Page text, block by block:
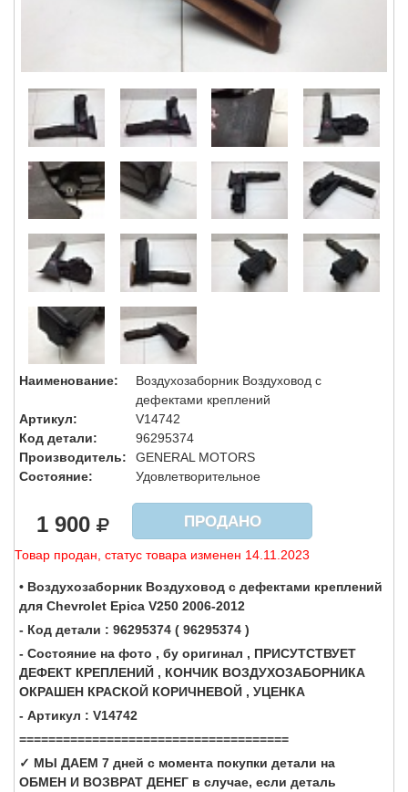
Наименование:
Воздухозаборник Воздуховод с
дефектами креплений
Артикул:
V14742
Код детали:
96295374
Производитель:
GENERAL MOTORS
Состояние:
Удовлетворительное
1 900 ПРОДАНО
Товар продан, статус товара изменен 14.11.2023
• Воздухозаборник Воздуховод с дефектами креплений
для Chevrolet Epica V250 2006-2012
- Код детали : 96295374 ( 96295374 )
- Состояние на фото , бу оригинал , ПРИСУТСТВУЕТ
ДЕФЕКТ КРЕПЛЕНИЙ , КОНЧИК ВОЗДУХОЗАБОРНИКА
ОКРАШЕН КРАСКОЙ КОРИЧНЕВОЙ , УЦЕНКА
- Артикул : V14742
=====================================
✓ МЫ ДАЕМ 7 дней с момента покупки детали на
ОБМЕН И ВОЗВРАТ ДЕНЕГ в случае, если деталь